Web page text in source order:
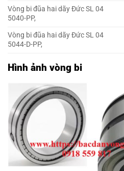
Vòng bi đũa hai dãy Đức SL 04
5040-PP,
Vòng bi đũa hai dãy Đức SL 04
5044-D-PP,
Hình ảnh vòng bi